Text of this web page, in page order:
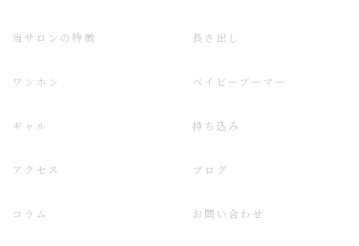
当サロンの特徴 長さ出し
ワンホン ベイビーブーマー
ギャル 持ち込み
アクセス ブログ
コラム お問い合わせ